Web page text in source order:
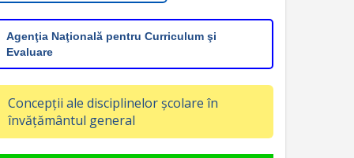
Agenţia Naţională pentru Curriculum şi
Evaluare
Concepții ale disciplinelor școlare în
învățământul general